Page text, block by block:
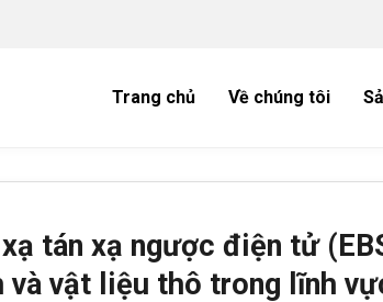
Trang chủ Về chúng tôi
tán xạ ngược điện tử
và vật liệu thô trong lĩnh